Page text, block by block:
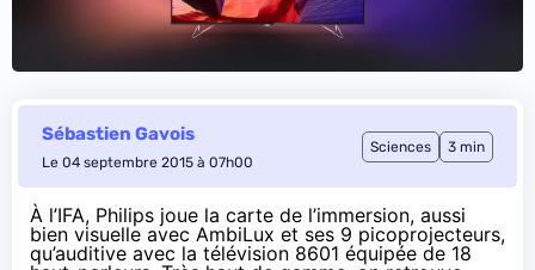
Sébastien Gavois
Le 04 septembre 2015 à 07h00
Sciences 3 min
À l’IFA, Philips joue la carte de l’immersion, aussi
bien visuelle avec AmbiLux et ses 9 picoprojecteurs,
qu’auditive avec la télévision 8601 équipée de 18